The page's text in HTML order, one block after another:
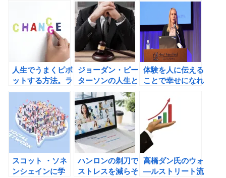
人生でうまくピボ
ットする方法。ラ
ンディ・ザッカー
バーグのピックス
リー: 完璧なアン
バランスのすすめ
の書評
ジョーダン・ピー
ターソンの人生と
いうカオスのため
の解毒剤 生き抜
くための12のル
ールの書評
体験を人に伝える
ことで幸せになれ
た！「セミナー講
師の教科書」（立
石剛著）の書評
スコット ・ソネ
ンシェインに学
ハンロンの剃刀で
ストレスを減らそ
高橋ダン氏のウォ
―ルストリート流